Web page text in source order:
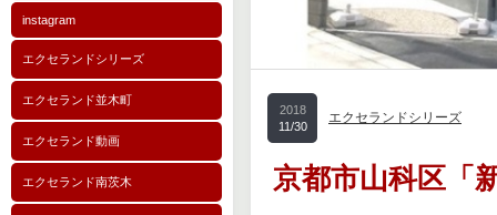
instagram
エクセランドシリーズ
エクセランド並木町
エクセランド動画
エクセランド南茨木
2018
11/30
エクセランドシリーズ
京都市山科区「